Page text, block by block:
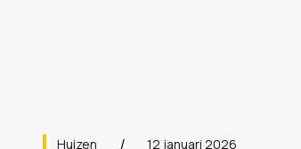
Huizen 12 januari 2026